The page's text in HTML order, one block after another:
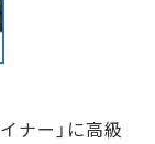
ナー」に高級